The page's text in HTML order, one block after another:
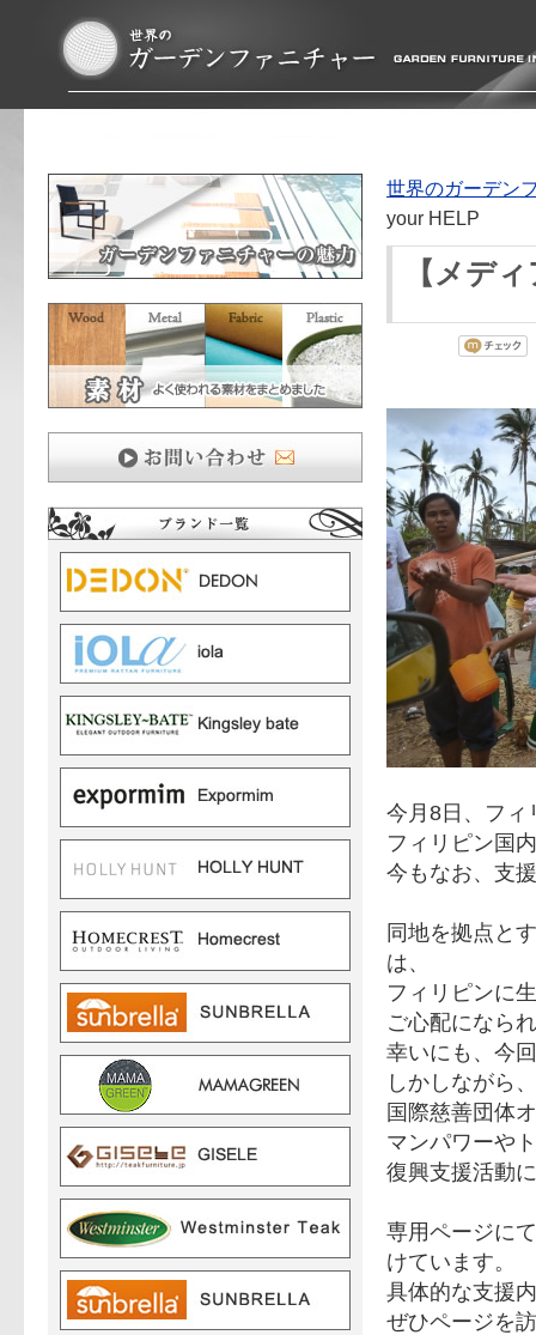
世界のガーデン
your HELP
【メデ
今月8日、フィ
フィリピン国
今もなお、支
同地を拠点と
は、
フィリピンに
ご心配になら
幸いにも、今
しかしながら
国際慈善団体
マンパワーや
復興支援活動
専用ページに
けています。
具体的な支援
ぜひページを